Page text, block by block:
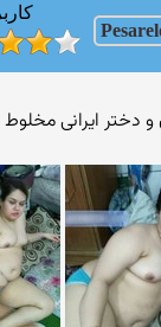
کاربر
ایرانی مخلوط